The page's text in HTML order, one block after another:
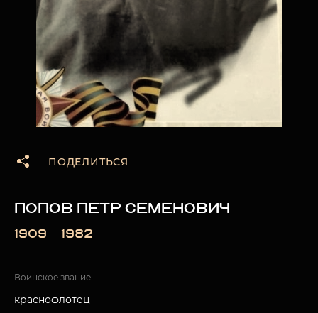
ПОДЕЛИТЬСЯ
ПОПОВ ПЕТР СЕМЕНОВИЧ
1909 — 1982
Воинское звание
краснофлотец